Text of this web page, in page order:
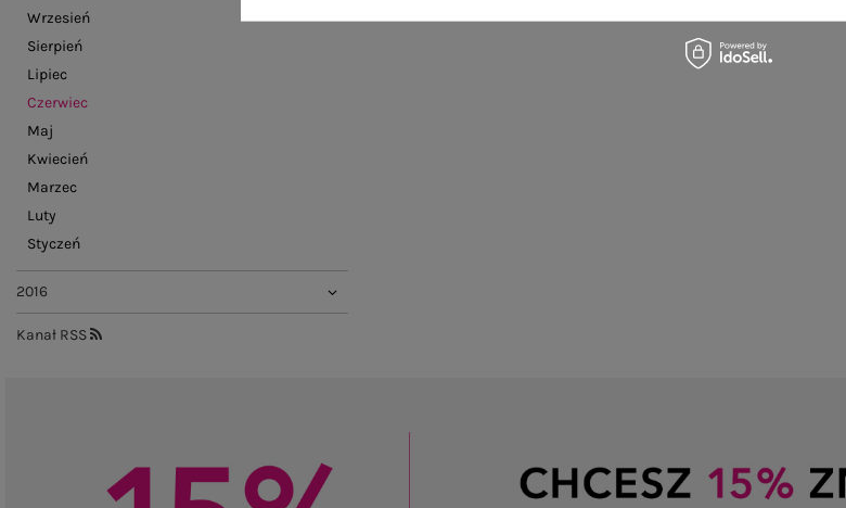
Wrzesień
Sierpień
Lipiec
Czerwiec
Maj
Kwiecień
Marzec
Luty
Styczeń
2016
Kanał RSS